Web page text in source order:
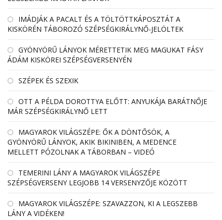
IMÁDJÁK A PACALT ÉS A TÖLTÖTTKÁPOSZTÁT A
KISKÖRÉN TÁBOROZÓ SZÉPSÉGKIRÁLYNŐ-JELÖLTEK
GYÖNYÖRŰ LÁNYOK MÉRETTETIK MEG MAGUKAT FÁSY
ÁDÁM KISKÖREI SZÉPSÉGVERSENYÉN
SZÉPEK ÉS SZEXIK
OTT A PÉLDA DOROTTYA ELŐTT: ANYUKÁJA BARÁTNŐJE
MÁR SZÉPSÉGKIRÁLYNŐ LETT
MAGYAROK VILÁGSZÉPE: ŐK A DÖNTŐSÖK, A
GYÖNYÖRŰ LÁNYOK, AKIK BIKINIBEN, A MEDENCE
MELLETT PÓZOLNAK A TÁBORBAN – VIDEÓ
TEMERINI LÁNY A MAGYAROK VILÁGSZÉPE
SZÉPSÉGVERSENY LEGJOBB 14 VERSENYZŐJE KÖZÖTT
MAGYAROK VILÁGSZÉPE: SZAVAZZON, KI A LEGSZEBB
LÁNY A VIDÉKEN!